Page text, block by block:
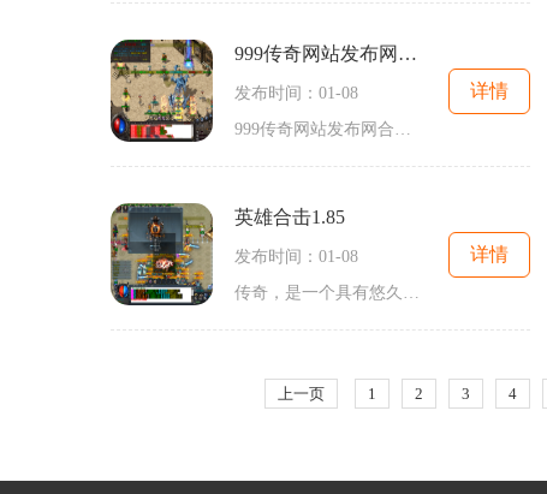
999传奇网站发布网合击
发布时间：01-08
999传奇网站发布网合击是一款备受热爱传奇游戏的玩家们喜欢的游戏。这款游戏凭借其丰富的游戏剧情和刺激的游戏玩法，吸引了大量的玩家加入其中。本文将为大家详细介绍999传奇网站发布网合击的具体玩法，让大家更好地了解这个刺激好玩的游戏。999传奇网站发布网合击的特色之一就是其合击系统玩家可以与其他玩家组队进行战斗，进行合击攻击来提高战斗力。合击技能是集体技能，可以在团队中释放，对敌人造成更多的伤害。不同的职业有不同的合击技能，因此玩家需要合理搭配队伍，才能施展出最大的威力。99...
详情
英雄合击1.85
发布时间：01-08
传奇，是一个具有悠久历史的经典游戏类型，它将玩家带入一个虚拟的游戏世界中，通过扮演角色进行各种冒险与战斗。而英雄合击1.85，则是传奇游戏中的一颗耀眼明珠，融合了万人在线、玩家互动、多种武器与爆装等特点，成为玩家心中的不二之选。作为一款2D游戏，英雄合击1.85以画面简洁明快而享誉传奇游戏界。不同于现今主流的3D游戏，2D画面带给玩家一种复古的回忆感，同时也减少了游戏占用的系统资源，让更多的玩家能够畅快运行游戏。尽管是2D游戏，英雄合击1.85依然能够给玩家带来精彩纷呈的游戏...
详情
上一页 1 2 3 4